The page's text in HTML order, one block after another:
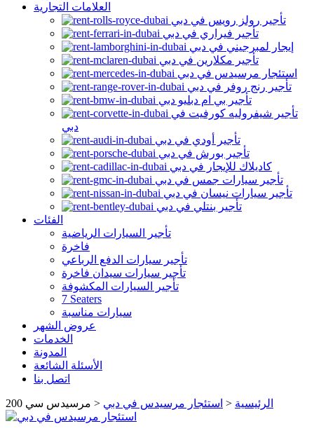
العلامات التجارية
تأجير رولز رويس في دبي
تأجير فيراري في دبي
إيجار لمبرجيني في دبي
تأجير مكلارين في دبي
استئجار مرسيدس في دبي
تأجير رنج روفر في دبي
تأجير بي ام دبليو دبي
تأجير شيفروليه كورفيت في
دبي
تأجير أودي في دبي
تأجير بورش في دبي
كاديلاك للإيجار في دبي
تأجير سيارات جمس في دبي
تأجير سيارات نيسان في دبي
تأجير بنتلي في دبي
الفئات
تأجير السيارات الرياضية
فاخرة
تأجير سيارات الدفع الرباعي
تأجير سيارات سيدان فاخرة
تأجير السيارات المكشوفة
7 Seaters
سيارات مناسبة
عروض الشهر
الخدمات
المدونة
الأسئلة الشائعة
اتصل بنا
الرئيسية < استئجار مرسيدس في دبي < مرسيدس سي 200